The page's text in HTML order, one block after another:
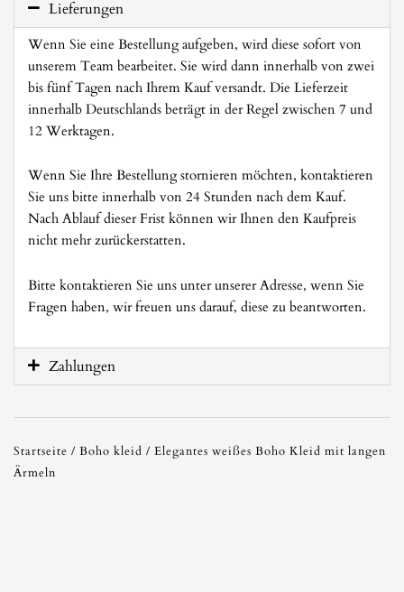
Lieferungen
Wenn Sie eine Bestellung aufgeben, wird diese sofort von
unserem Team bearbeitet. Sie wird dann innerhalb von zwei
bis fünf Tagen nach Ihrem Kauf versandt. Die Lieferzeit
innerhalb Deutschlands beträgt in der Regel zwischen 7 und
12 Werktagen.
Wenn Sie Ihre Bestellung stornieren möchten, kontaktieren
Sie uns bitte innerhalb von 24 Stunden nach dem Kauf.
Nach Ablauf dieser Frist können wir Ihnen den Kaufpreis
nicht mehr zurückerstatten.
Bitte kontaktieren Sie uns unter unserer Adresse, wenn Sie
Fragen haben, wir freuen uns darauf, diese zu beantworten.
Zahlungen
Startseite / Boho kleid / Elegantes weißes Boho Kleid mit langen
Ärmeln